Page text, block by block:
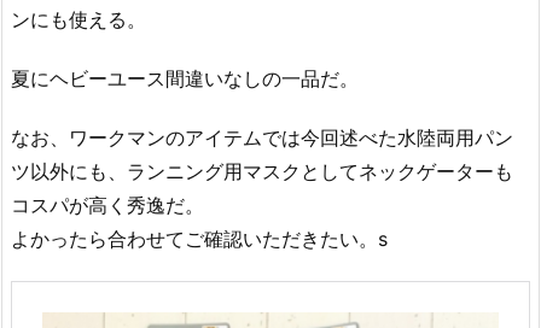
ンにも使える。
夏にヘビーユース間違いなしの一品だ。
なお、ワークマンのアイテムでは今回述べた水陸両用パン
ツ以外にも、ランニング用マスクとしてネックゲーターも
コスパが高く秀逸だ。
よかったら合わせてご確認いただきたい。s